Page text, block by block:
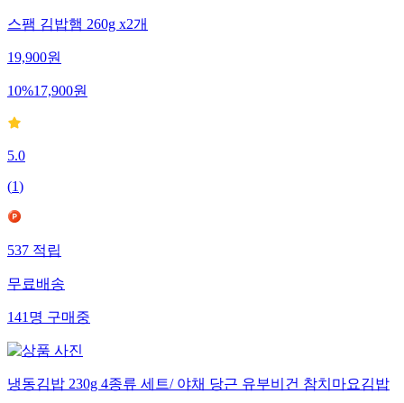
스팸 김밥햄 260g x2개
19,900원
10%17,900원
5.0
(1)
537적립
무료배송
141명구매중
냉동김밥 230g 4종류 세트/ 야채 당근 유부비건 참치마요김밥